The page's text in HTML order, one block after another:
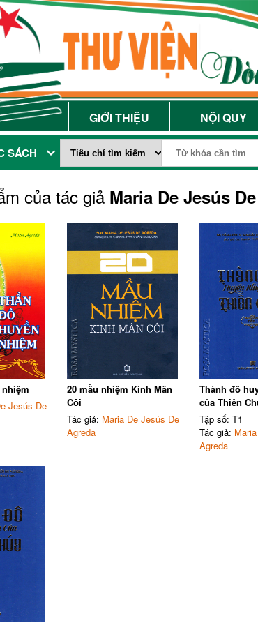
GIỚI THIỆU NỘI QUY
SÁCH
của tác giả Maria De Jesús
Jesús De
20 mầu nhiệm Kinh Mân
Côi
Tác giả: Maria De Jesús De
Agreda
Thành đô
của Thiên
Tập số: T1
Tác giả:
Agreda